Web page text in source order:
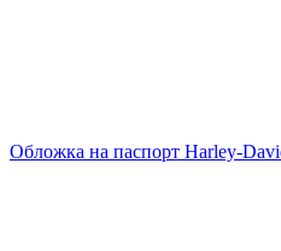
Обложка на паспорт Harley-